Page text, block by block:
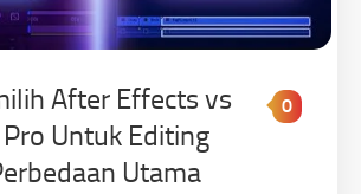
After Effects vs
Untuk Editing
Utama
0